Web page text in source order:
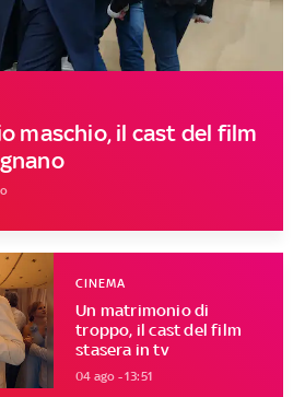
maschio, il cast del film
Un matrimonio di
troppo, il cast del film
stasera in tv
CINEMA
04 ago - 13:51